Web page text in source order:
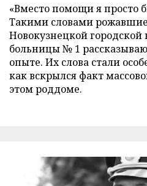
«Вместо помощи я просто
Такими словами
Новокузнецкой
больницы № 1
опыте. Их слова стали
как вскрылся факт
этом роддоме.